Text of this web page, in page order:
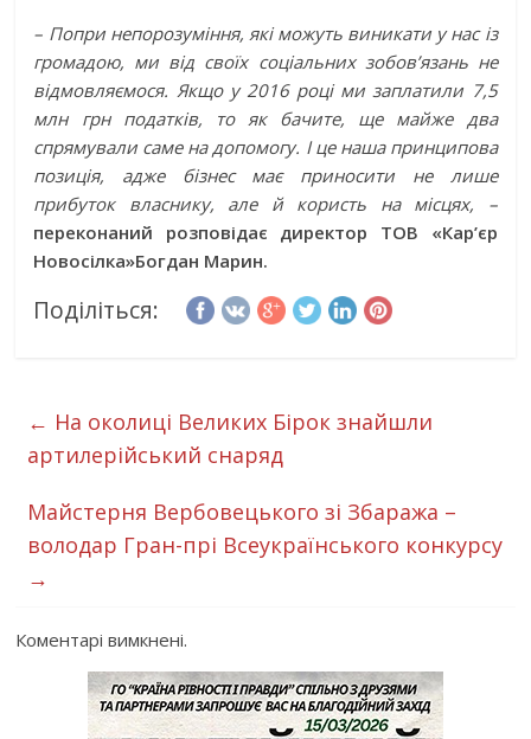
– Попри непорозуміння, які можуть виникати у нас із
громадою, ми від своїх соціальних зобов’язань не
відмовляємося. Якщо у 2016 році ми заплатили 7,5
млн грн податків, то як бачите, ще майже два
спрямували саме на допомогу. І це наша принципова
позиція, адже бізнес має приносити не лише
прибуток власнику, але й користь на місцях, –
переконаний розповідає директор ТОВ «Кар’єр
Новосілка»Богдан Марин.
Поділіться:
← На околиці Великих Бірок знайшли
артилерійський снаряд
Майстерня Вербовецького зі Збаража –
володар Гран-прі Всеукраїнського конкурсу
→
Коментарі вимкнені.